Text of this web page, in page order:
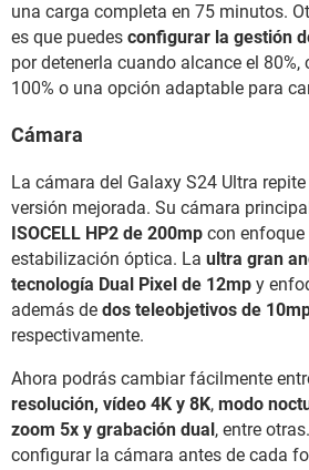
una carga completa en 75 minutos.
es que puedes configurar la gestión
por detenerla cuando alcance el 80%,
100% o una opción adaptable para
Cámara
La cámara del Galaxy S24 Ultra
versión mejorada. Su cámara
ISOCELL HP2 de 200mp con
estabilización óptica. La ultra gran
tecnología Dual Pixel de 12mp y
además de dos teleobjetivos de
respectivamente.
Ahora podrás cambiar fácilmente
resolución, vídeo 4K y 8K, modo
zoom 5x y grabación dual, entre
configurar la cámara antes de cada